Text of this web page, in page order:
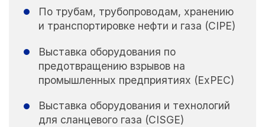
По трубам, трубопроводам, хранению
и транспортировке нефти и газа (CIPE)
Выставка оборудования по
предотвращению взрывов на
промышленных предприятиях (ExPEC)
Выставка оборудования и технологий
для сланцевого газа (CISGE)